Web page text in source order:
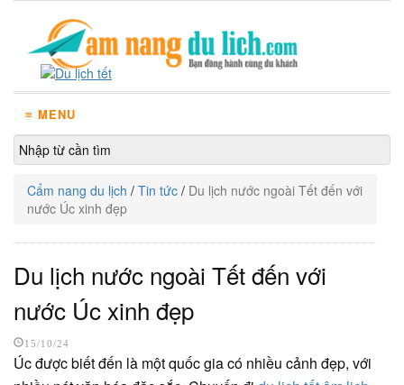
≡ MENU
Cẩm nang du lịch / Tin tức / Du lịch nước ngoài Tết đến với
nước Úc xinh đẹp
Du lịch nước ngoài Tết đến với
nước Úc xinh đẹp
15/10/24
Úc được biết đến là một quốc gia có nhiều cảnh đẹp, với